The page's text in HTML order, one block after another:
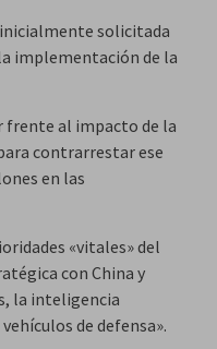
inicialmente solicitada
implementación de la
frente al impacto de la
contrarrestar ese
en las
«vitales» del
con China y
la inteligencia
de defensa».